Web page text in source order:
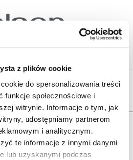
z plików cookie
do spersonalizowania treści
funkcje społecznościowe i
witrynie. Informacje o tym, jak
udostępniamy partnerom
i analitycznym.
te informacje z innymi danymi
lub uzyskanymi podczas
niedostępny.